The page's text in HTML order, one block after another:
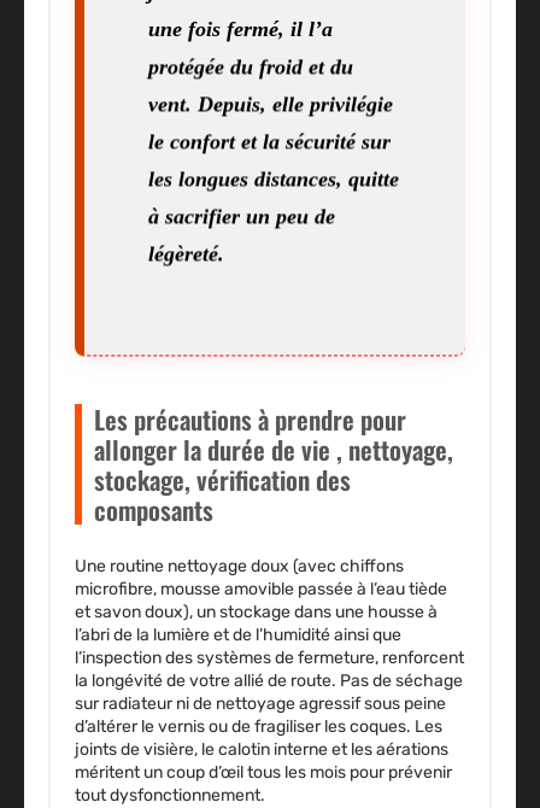
une fois fermé, il l’a
protégée du froid et du
vent. Depuis, elle privilégie
le confort et la sécurité sur
les longues distances, quitte
à sacrifier un peu de
légèreté.
Les précautions à prendre pour
allonger la durée de vie , nettoyage,
stockage, vérification des
composants
Une routine nettoyage doux (avec chiffons
microfibre, mousse amovible passée à l’eau tiède
et savon doux), unstockagedans une housse à
l’abri de la lumière et de l’humidité ainsi que
l’inspection des systèmes de fermeture, renforcent
la longévité de votre allié de route. Pas de séchage
sur radiateur ni de nettoyage agressif sous peine
d’altérer le vernis ou de fragiliser les coques. Les
joints de visière, le calotin interne et les aérations
méritent un coup d’œil tous les mois pour prévenir
tout dysfonctionnement.